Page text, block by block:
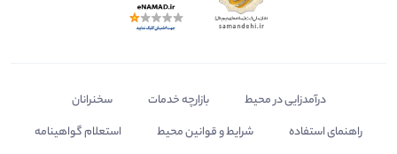
درآمدزایی در محیط بازارچه خدمات
سخنرانان
راهنمای استفاده
شرایط و قوانین محیط
استعلام گواهینامه